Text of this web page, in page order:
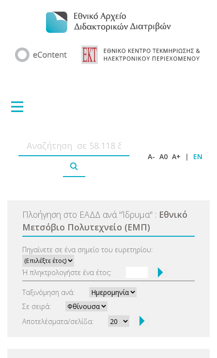
A- A0 A+ | EN
Πλοήγηση στο ΕΑΔΔ ανά "Ίδρυμα" : Εθνικό
Μετσόβιο Πολυτεχνείο (ΕΜΠ)
Πηγαίνετε σε ένα σημείο του ευρετηρίου:
Ή πληκτρολογήστε ένα έτος:
Ταξινόμηση ανά:
Σε σειρά:
Αποτελέσματα/σελίδα: